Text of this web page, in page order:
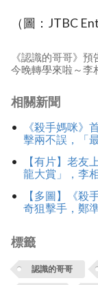
（圖：JTBC
《認識的哥哥》
今晚轉學來啦～李
相關新聞
《殺手媽咪》
擊兩不誤，「
【有片】老友
龍大賞」，李
【多圖】《殺
奇狙擊手，鄭
標籤
認識的哥哥